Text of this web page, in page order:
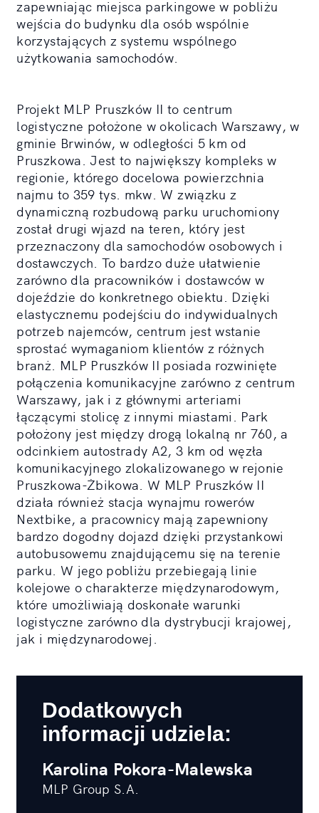
zapewniając miejsca parkingowe w pobliżu
wejścia do budynku dla osób wspólnie
korzystających z systemu wspólnego
użytkowania samochodów.
Projekt MLP Pruszków II to centrum
logistyczne położone w okolicach Warszawy, w
gminie Brwinów, w odległości 5 km od
Pruszkowa. Jest to największy kompleks w
regionie, którego docelowa powierzchnia
najmu to 359 tys. mkw. W związku z
dynamiczną rozbudową parku uruchomiony
został drugi wjazd na teren, który jest
przeznaczony dla samochodów osobowych i
dostawczych. To bardzo duże ułatwienie
zarówno dla pracowników i dostawców w
dojeździe do konkretnego obiektu. Dzięki
elastycznemu podejściu do indywidualnych
potrzeb najemców, centrum jest wstanie
sprostać wymaganiom klientów z różnych
branż. MLP Pruszków II posiada rozwinięte
połączenia komunikacyjne zarówno z centrum
Warszawy, jak i z głównymi arteriami
łączącymi stolicę z innymi miastami. Park
położony jest między drogą lokalną nr 760, a
odcinkiem autostrady A2, 3 km od węzła
komunikacyjnego zlokalizowanego w rejonie
Pruszkowa-Żbikowa. W MLP Pruszków II
działa również stacja wynajmu rowerów
Nextbike, a pracownicy mają zapewniony
bardzo dogodny dojazd dzięki przystankowi
autobusowemu znajdującemu się na terenie
parku. W jego pobliżu przebiegają linie
kolejowe o charakterze międzynarodowym,
które umożliwiają doskonałe warunki
logistyczne zarówno dla dystrybucji krajowej,
jak i międzynarodowej.
Dodatkowych
informacji udziela:
Karolina Pokora-Malewska
MLP Group S.A.